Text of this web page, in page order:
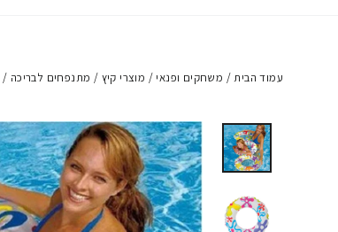
עמוד הבית / משחקים ופנאי / מוצרי קיץ / מתנפחים לבריכה /